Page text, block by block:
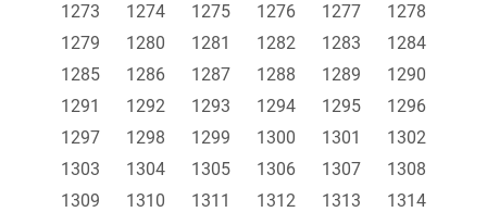
1273
1274 1275 1276 1277
1278
1279
1280 1281 1282 1283
1284
1285
1286 1287 1288 1289
1290
1291
1292 1293 1294 1295
1296
1297
1298 1299 1300 1301
1302
1303
1304 1305 1306 1307
1308
1309
1310 1311 1312 1313
1314